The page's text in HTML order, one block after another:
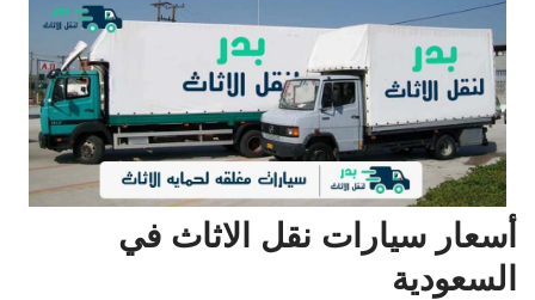
أسعار سيارات نقل الاثاث في
السعودية